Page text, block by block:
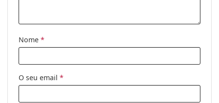
Nome *
O seu email *